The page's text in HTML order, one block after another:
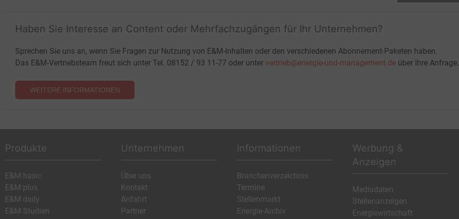
Haben Sie Interesse an Content oder Mehrfachzugängen für Ihr Unternehmen?
Sprechen Sie uns an, wenn Sie Fragen zur Nutzung von E&M-Inhalten oder den verschiedenen Abonnement-Paketen haben.
Das E&M-Vertriebsteam freut sich unter Tel. 08152 / 93 11-77 oder unter vertrieb@energie-und-management.de über Ihre Anfrage.
WEITERE INFORMATIONEN
Produkte
E&M basic
E&M plus
E&M daily
E&M Studien
Unternehmen
Über uns
Kontakt
Anfahrt
Partner
Informationen
Branchenverzeichnis
Termine
Stellenmarkt
Energie-Archiv
Werbung &
Anzeigen
Mediadaten
Stellenanzeigen
Energiewirtschaft